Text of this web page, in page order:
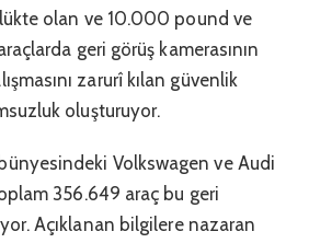
olan ve 10.000 pound ve
geri görüş kamerasının
zarurî kılan güvenlik
oluşturuyor.
Volkswagen ve Audi
356.649 araç bu geri
Açıklanan bilgilere nazaran